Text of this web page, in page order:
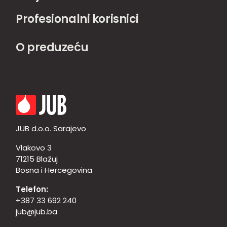
Profesionalni korisnici
O preduzeću
JUB d.o.o. Sarajevo
Vlakovo 3
71215 Blažuj
Bosna i Hercegovina
Telefon:
+387 33 692 240
jub@jub.ba